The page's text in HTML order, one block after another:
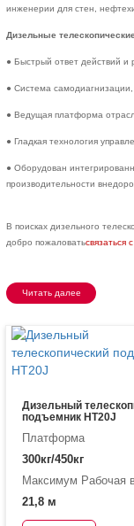
инженерии для стен,
Дизельные
● Быстрый ответ действий и
● Система
● Ведущая платформа
● Гладкая технология
● Оборудован
производительности
В поисках дизельного
добро пожаловатьсвязаться
Читать далее
Дизельный
подъемник HT20J
Платформа
300кг/450кг
Максимум Рабочая
21,8 м